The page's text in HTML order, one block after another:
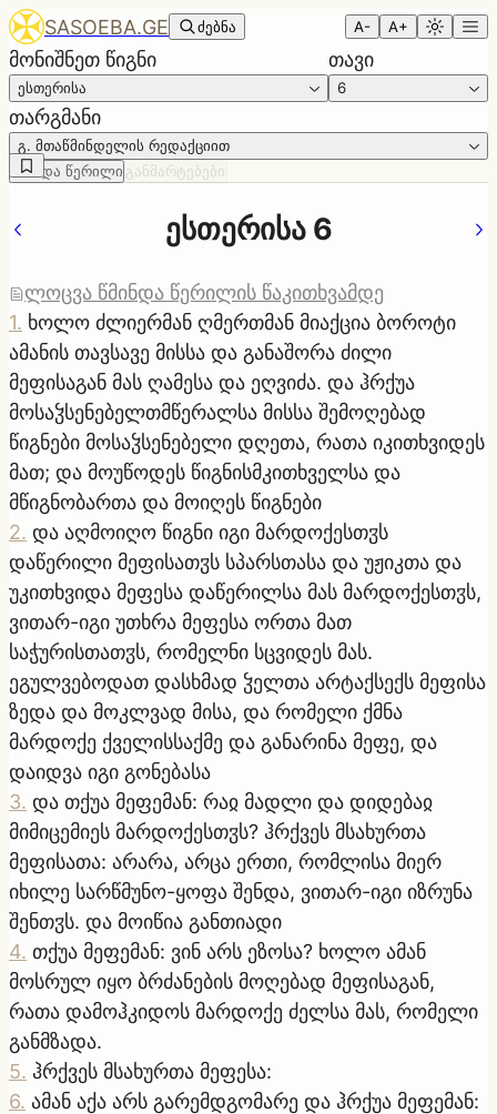
SASOEBA.GE ძებნა A- A+
მონიშნეთ წიგნი
ესთერისა
თავი
6
თარგმანი
გ. მთაწმინდელის რედაქციით
წმინდა წერილი განმარტებები
ესთერისა 6
ლოცვა წმინდა წერილის წაკითხვამდე
1. ხოლო ძლიერმან ღმერთმან მიაქცია ბოროტი
ამანის თავსავე მისსა და განაშორა ძილი
მეფისაგან მას ღამესა და ეღვიძა. და ჰრქუა
მოსაჴსენებელთმწერალსა მისსა შემოღებად
წიგნები მოსაჴსენებელი დღეთა, რათა იკითხვიდეს
მათ; და მოუწოდეს წიგნისმკითხველსა და
მწიგნობართა და მოიღეს წიგნები
2. და აღმოიღო წიგნი იგი მარდოქესთჳს
დაწერილი მეფისათჳს სპარსთასა და უჟიკთა და
უკითხვიდა მეფესა დაწერილსა მას მარდოქესთჳს,
ვითარ-იგი უთხრა მეფესა ორთა მათ
საჭურისთათჳს, რომელნი სცვიდეს მას.
ეგულვებოდათ დასხმად ჴელთა არტაქსექს მეფისა
ზედა და მოკლვად მისა, და რომელი ქმნა
მარდოქე ქველისსაქმე და განარინა მეფე, და
დაიდვა იგი გონებასა
3. და თქუა მეფემან: რაჲ მადლი და დიდებაჲ
მიმიცემიეს მარდოქესთჳს? ჰრქვეს მსახურთა
მეფისათა: არარა, არცა ერთი, რომლისა მიერ
იხილე სარწმუნო-ყოფა შენდა, ვითარ-იგი იზრუნა
შენთჳს. და მოიწია განთიადი
4. თქუა მეფემან: ვინ არს ეზოსა? ხოლო ამან
მოსრულ იყო ბრძანების მოღებად მეფისაგან,
რათა დამოჰკიდოს მარდოქე ძელსა მას, რომელი
განმზადა.
5. ჰრქვეს მსახურთა მეფესა:
6. ამან აქა არს გარემდგომარე და ჰრქუა მეფემან: